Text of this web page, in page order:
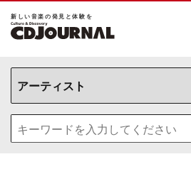
新しい⾳楽の発⾒と体験を